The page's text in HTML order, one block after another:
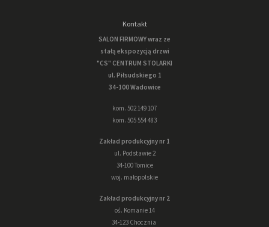
Kontakt
SALON FIRMOWY wraz ze
stałą ekspozycją drzwi
"CS" CENTRUM STOLARKI
ul. Piłsudskiego 1
34-100 Wadowice
kom. 502 149 107
kom. 505 554 483
Zakład produkcyjny nr 1
ul. Podstawie 2
34-100 Tomice
woj. małopolskie
Zakład produkcyjny nr 2
oś. Komanie 14
34-123 Chocznia